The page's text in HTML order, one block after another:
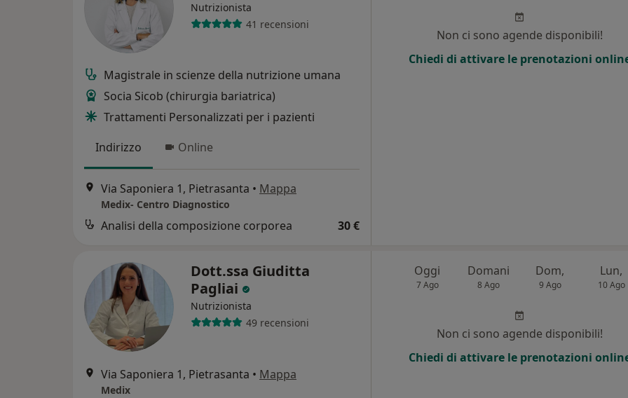
Nutrizionista
41 recensioni
Magistrale in scienze della nutrizione umana
Socia Sicob (chirurgia bariatrica)
Trattamenti Personalizzati per i pazienti
Indirizzo
Online
Via Saponiera 1, Pietrasanta • Mappa
Medix- Centro Diagnostico
Analisi della composizione corporea 30 €
Non ci sono agende disponibili!
Chiedi di attivare le prenotazioni
Dott.ssa Giuditta
Pagliai
Nutrizionista
49 recensioni
Via Saponiera 1, Pietrasanta • Mappa
Medix
Oggi
7 Ago
Domani
8 Ago
Dom,
9 Ago
Lun,
10 Ago
Non ci sono agende disponibili!
Chiedi di attivare le prenotazioni